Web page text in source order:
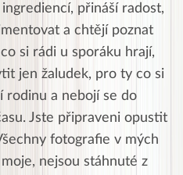
přináší radost,
a chtějí poznat
si rádi u sporáku hrají,
jen žaludek, pro ty co si
rodinu a nebojí se do
Jste připraveni opustit
fotografie v mých
nejsou stáhnuté z